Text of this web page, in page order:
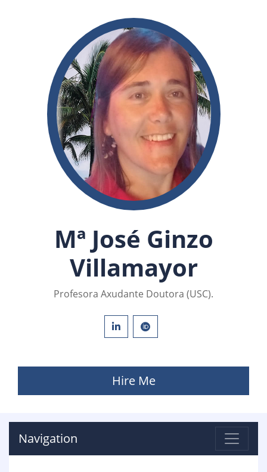
Mª José Ginzo
Villamayor
Profesora Axudante Doutora (USC).
Hire Me
Navigation